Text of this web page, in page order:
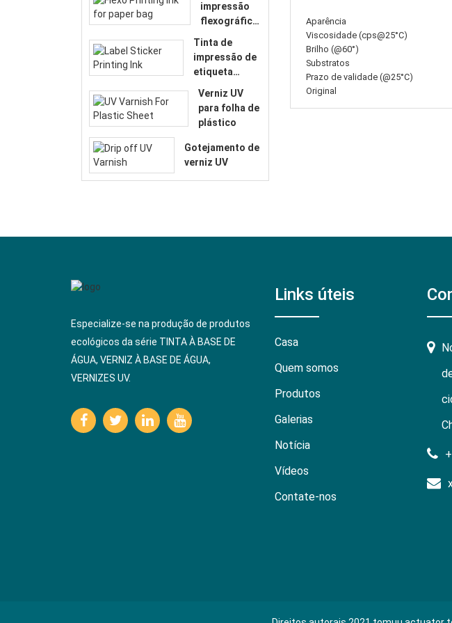
Aparência
Viscosidade (cps@25°C)
Brilho (@60°)
Substratos
Prazo de validade (@25°C)
Original
impressão
flexográfica
para saco de
Tinta de
impressão de
etiqueta
adesiva
Verniz UV
para folha de
plástico
Gotejamento de
verniz UV
Especialize-se na produção de produtos
ecológicos da série TINTA À BASE DE
ÁGUA, VERNIZ À BASE DE ÁGUA,
VERNIZES UV.
Links úteis
Casa
Quem somos
Produtos
Galerias
Notícia
Vídeos
Contate-nos